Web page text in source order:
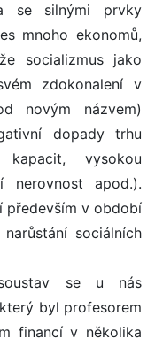
se silnými prvky
mnoho ekonomů,
socializmus jako
zdokonalení v
novým názvem)
dopady trhu
kapacit, vysokou
nerovnost apod.).
především v období
sociálních
soustav se u nás
byl profesorem
financí v několika